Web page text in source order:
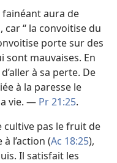
fainéant aura de
“ la convoitise du
porte sur des
sont mauvaises. En
à sa perte. De
à la paresse le
vie. — Pr 21:25.
cultive pas le fruit de
l’action (Ac 18:25),
Il satisfait les